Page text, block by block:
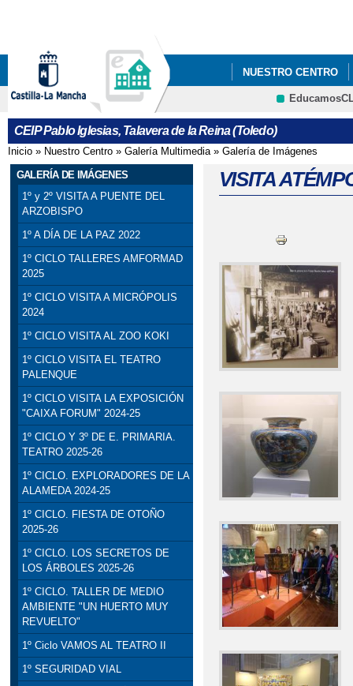
NUESTRO CENTRO
5ºY6º PODCAST_
CEIP Pablo Iglesias, Talavera de la Reina (Toledo)
Se encuentra usted aquí
Inicio » Nuestro Centro » Galería Multimedia» Galería de Imágenes
GALERÍA DE IMÁGENES
1º y 2º VISITA A PUENTE DEL
ARZOBISPO
1º A DÍA DE LA PAZ 2022
1º CICLO TALLERES AMFORMAD
2025
1º CICLO VISITA A MICRÓPOLIS
2024
1º CICLO VISITA AL ZOO KOKI
1º CICLO VISITA EL TEATRO
PALENQUE
1º CICLO VISITA LA EXPOSICIÓN
"CAIXA FORUM" 2024-25
1º CICLO Y 3º DE E. PRIMARIA.
TEATRO 2025-26
1º CICLO. EXPLORADORES DE LA
ALAMEDA 2024-25
1º CICLO. FIESTA DE OTOÑO
2025-26
1º CICLO. LOS SECRETOS DE
LOS ÁRBOLES 2025-26
1º CICLO. TALLER DE MEDIO
AMBIENTE "UN HUERTO MUY
REVUELTO"
1º Ciclo VAMOS AL TEATRO II
1º SEGURIDAD VIAL
VISITA